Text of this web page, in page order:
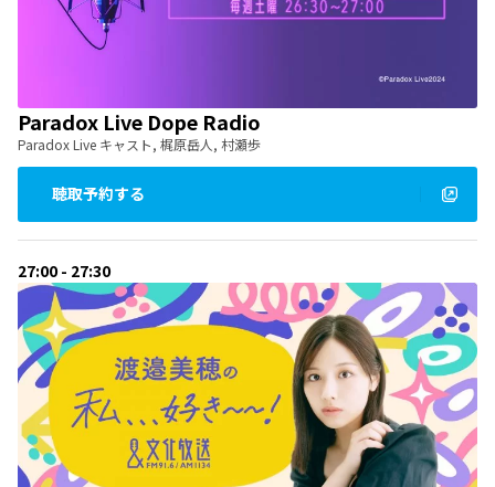
Paradox Live Dope Radio
Paradox Live キャスト, 梶原岳人, 村瀬歩
聴取予約する
27:00 - 27:30